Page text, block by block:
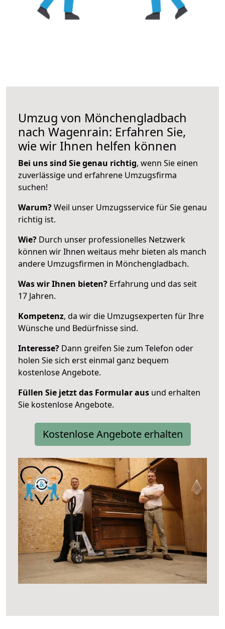
Umzug von Mönchengladbach
nach Wagenrain: Erfahren Sie,
wie wir Ihnen helfen können
Bei uns sind Sie genau richtig, wenn Sie einen
zuverlässige und erfahrene Umzugsfirma
suchen!
Warum?Weil unser Umzugsservice für Sie genau
richtig ist.
Wie? Durch unser professionelles Netzwerk
können wir Ihnen weitaus mehr bieten als manch
andere Umzugsfirmen in Mönchengladbach.
Was wir Ihnen bieten? Erfahrung und das seit
17 Jahren.
Kompetenz, da wir die Umzugsexperten für Ihre
Wünsche und Bedürfnisse sind.
Interesse? Dann greifen Sie zum Telefon oder
holen Sie sich erst einmal ganz bequem
kostenlose Angebote.
Füllen Sie jetzt das Formular aus und erhalten
Sie kostenlose Angebote.
Kostenlose Angebote erhalten